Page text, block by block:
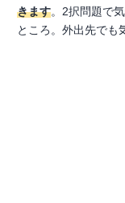
きます。2択問題で
ところ。外出先でも